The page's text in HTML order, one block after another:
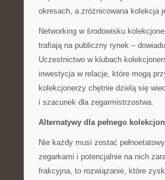
okresach, a zróżnicowana kolekcja
Networking w środowisku
trafiają na publiczny rynek –
Uczestnictwo w klubach
inwestycja w relacje, które mogą
kolekcjonerzy chętnie dzielą się
i szacunek dla zegarmistrzostwa.
Alternatywy dla pełnego
Nie każdy musi zostać
zegarkami i potencjalnie na nich
frakcyjna, to rozwiązanie, które